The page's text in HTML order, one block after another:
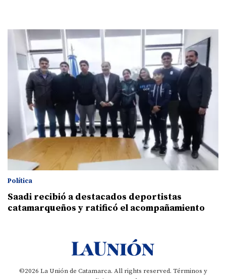
Política
Saadi recibió a destacados deportistas
catamarqueños y ratificó el acompañamiento
©2026 La Unión de Catamarca. All rights reserved. Términos y